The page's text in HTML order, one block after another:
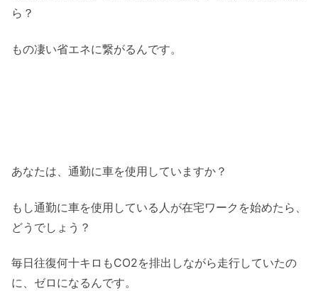
ら？
もの凄い省エネに繋がるんです。
あなたは、通勤に車を使用していますか？
もし通勤に車を使用している人が在宅ワークを始めたら、
どうでしょう？
毎日往復何十キロもCO2を排出しながら走行していたの
に、ゼロになるんです。